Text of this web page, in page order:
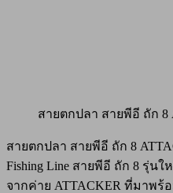
สายตกปลา สายพีอี ถัก 8
สายตกปลา สายพีอี ถัก 8
Fishing Line สายพีอี ถัก 8 รุ่น
จากค่าย ATTACKER ที่มาพ